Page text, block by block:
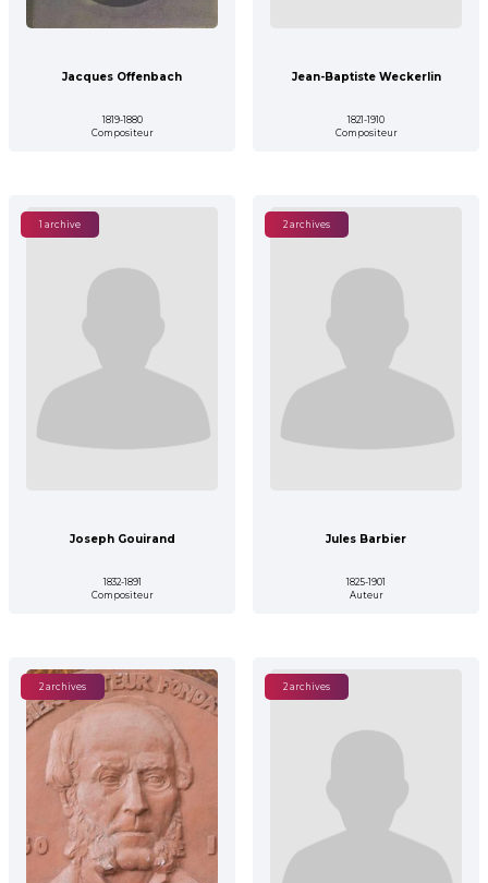
Jacques Offenbach
1819-1880
Compositeur
Jean-Baptiste Weckerlin
1821-1910
Compositeur
1 archive
Joseph Gouirand
1832-1891
Compositeur
2 archives
Jules Barbier
1825-1901
Auteur
2 archives 2 archives